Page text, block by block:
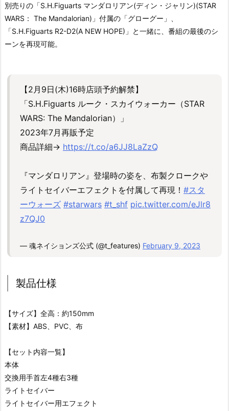
別売りの「S.H.Figuarts マンダロリアン(ディン・ジャリン)(STAR
WARS： The Mandalorian)」付属の「グローグー」、
「S.H.Figuarts R2-D2(A NEW HOPE)」と一緒に、番組の最後のシ
ーンを再現可能。
【2月9日(木)16時店頭予約解禁】
「S.H.Figuarts ルーク・スカイウォーカー（STAR
WARS: The Mandalorian）」
2023年7月再販予定
商品詳細→ https://t.co/a6JJ8LaZzQ
『マンダロリアン』登場時の姿を、布製クロークや
ライトセイバーエフェクトを付属して再現！ #スタ
ーウォーズ #starwars #t_shf pic.twitter.com/eJlr8
z7QJ0
— 魂ネイションズ公式 (@t_features) February 9, 2023
製品仕様
【サイズ】全高：約150mm
【素材】ABS、PVC、布
【セット内容一覧】
本体
交換用手首左4種右3種
ライトセイバー
ライトセイバー用エフェクト